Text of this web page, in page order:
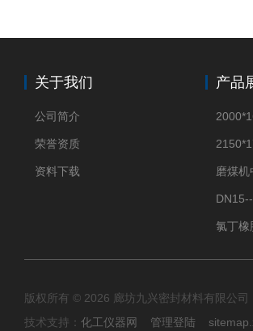
关于我们
公司简介
荣誉资质
资料下载
产品
磨煤机
氯丁橡
版权所有 © 2026 廊坊九兴密封材料有限公
技术支持： 化工仪器网 管理登陆